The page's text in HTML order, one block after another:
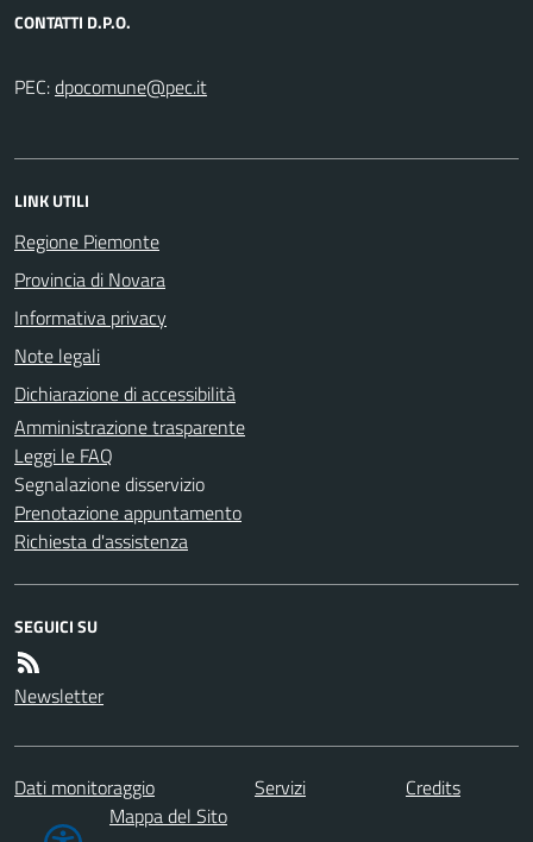
CONTATTI D.P.O.
PEC:
LINK UTILI
Regione Piemonte
Provincia di Novara
Informativa privacy
Note legali
Dichiarazione di accessibilità
Amministrazione trasparente
Leggi le FAQ
Segnalazione disservizio
Prenotazione appuntamento
Richiesta d'assistenza
SEGUICI SU
Newsletter
Dati monitoraggio Servizi
Credits
Mappa del Sito